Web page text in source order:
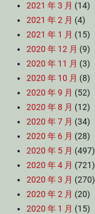
2021 年 3 月 (14)
2021 年 2 月 (4)
2021 年 1 月 (15)
2020 年 12 月 (9)
2020 年 11 月 (3)
2020 年 10 月 (8)
2020 年 9 月 (52)
2020 年 8 月 (12)
2020 年 7 月 (34)
2020 年 6 月 (28)
2020 年 5 月 (497)
2020 年 4 月 (721)
2020 年 3 月 (270)
2020 年 2 月 (20)
2020 年 1 月 (15)